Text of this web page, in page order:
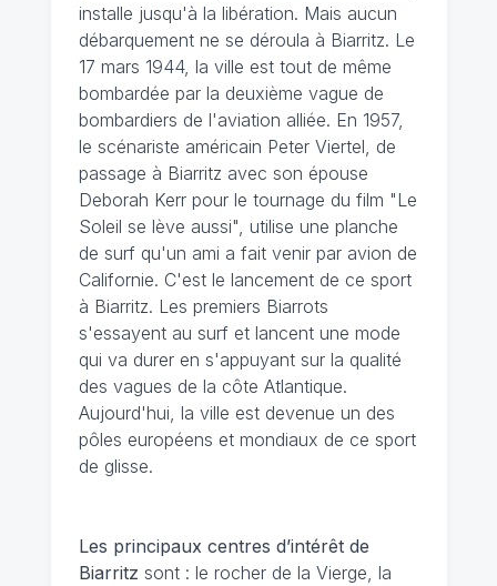
installe jusqu'à la libération. Mais aucun
débarquement ne se déroula à Biarritz. Le
17 mars 1944, la ville est tout de même
bombardée par la deuxième vague de
bombardiers de l'aviation alliée. En 1957,
le scénariste américain Peter Viertel, de
passage à Biarritz avec son épouse
Deborah Kerr pour le tournage du film "Le
Soleil se lève aussi", utilise une planche
de surf qu'un ami a fait venir par avion de
Californie. C'est le lancement de ce sport
à Biarritz. Les premiers Biarrots
s'essayent au surf et lancent une mode
qui va durer en s'appuyant sur la qualité
des vagues de la côte Atlantique.
Aujourd'hui, la ville est devenue un des
pôles européens et mondiaux de ce sport
de glisse.
Les principaux centres d’intérêt de
Biarritz sont : le rocher de la Vierge, la